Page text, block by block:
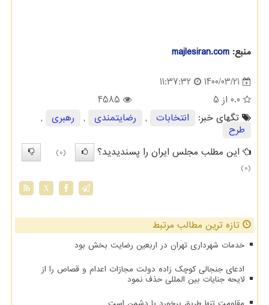
منبع: majlesiran.com
1400/03/21
11:37:32
0.0 از 5
4585
تگهای خبر:
انتخابات , رضایتمندی , رهبری
,
طرح
این مطلب مجلس ایران را پسندیدید؟
(0)
(0)
X
تازه ترین مطالب مرتبط
خدمات شهرداری تهران در اربعین رضایت بخش بود
ادعای جنجالی کوچک زاده دولت مجازات اعدام و قصاص را از
لایحه جنایات بین المللی حذف نمود